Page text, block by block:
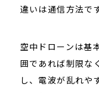
違いは通信方法です
空中ドローンは基
囲であれば制限な
し、電波が乱れや